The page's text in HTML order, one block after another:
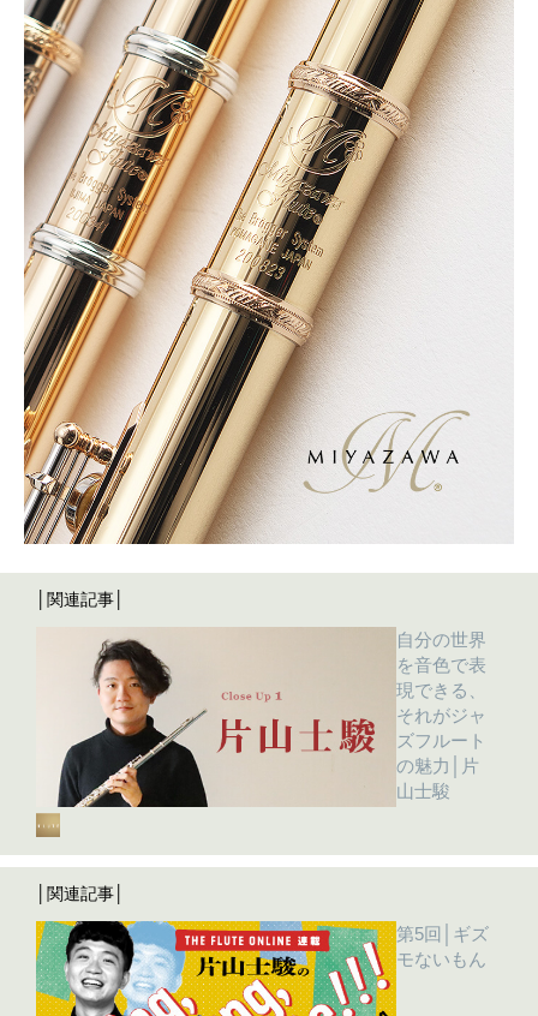
│関連記事│
自分の世界
を音色で表
現できる、
それがジャ
ズフルート
の魅力│片
山士駿
│関連記事│
第5回│ギズ
モないもん